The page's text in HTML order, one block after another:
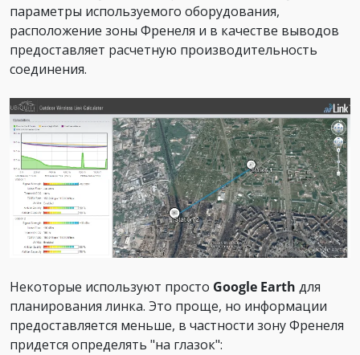
параметры используемого оборудования,
расположение зоны Френеля и в качестве выводов
предоставляет расчетную производительность
соединения.
Некоторые используют просто Google Earth для
планирования линка. Это проще, но информации
предоставляется меньше, в частности зону Френеля
придется определять "на глазок":